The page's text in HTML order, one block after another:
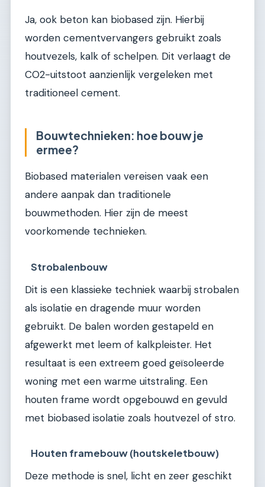
Ja, ook beton kan biobased zijn. Hierbij
worden cementvervangers gebruikt zoals
houtvezels, kalk of schelpen. Dit verlaagt de
CO2-uitstoot aanzienlijk vergeleken met
traditioneel cement.
Bouwtechnieken: hoe bouw je
ermee?
Biobased materialen vereisen vaak een
andere aanpak dan traditionele
bouwmethoden. Hier zijn de meest
voorkomende technieken.
Strobalenbouw
Dit is een klassieke techniek waarbij strobalen
als isolatie en dragende muur worden
gebruikt. De balen worden gestapeld en
afgewerkt met leem of kalkpleister. Het
resultaat is een extreem goed geïsoleerde
woning met een warme uitstraling. Een
houten frame wordt opgebouwd en gevuld
met biobased isolatie zoals houtvezel of stro.
Houten framebouw (houtskeletbouw)
Deze methode is snel, licht en zeer geschikt